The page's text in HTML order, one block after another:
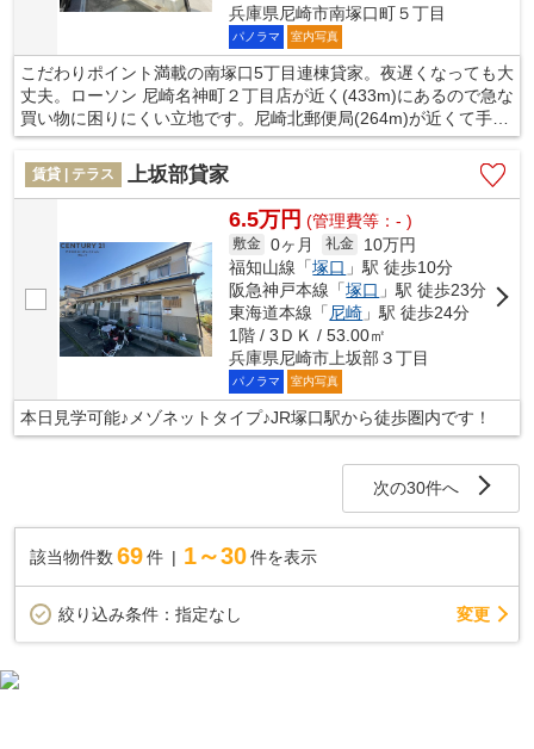
兵庫県尼崎市南塚口町５丁目
パノラマ 室内写真
こだわりポイント満載の南塚口5丁目連棟貸家。夜遅くなっても大
丈夫。ローソン 尼崎名神町２丁目店が近く(433m)にあるので急な
買い物に困りにくい立地です。尼崎北郵便局(264m)が近くて手続
きや荷物の受け取りの際もスムーズです。二人でも暮らせますの
で新婚さんにもオススメできます。家族が笑うと、自分も笑顔に
なれますよね。みんなが笑って楽しく暮らせるお住まいをご提供
致します。まずはご希望の条件をお教えください。
賃貸 | テラス 上坂部貸家
6.5万円 (管理費等：- )
敷金 0ヶ月 礼金
10万円
福知山線「塚口 」駅 徒歩10分
阪急神戸本線「塚口 」駅 徒歩23分
東海道本線「 尼崎 」駅 徒歩24分
1階 / 3ＤＫ / 53.00㎡
兵庫県尼崎市上坂部３丁目
パノラマ 室内写真
本日見学可能♪メゾネットタイプ♪JR塚口駅から徒歩圏内です！
次の30件へ
該当物件数 69件 1～30 件を表示
絞り込み条件： 指定なし 変更